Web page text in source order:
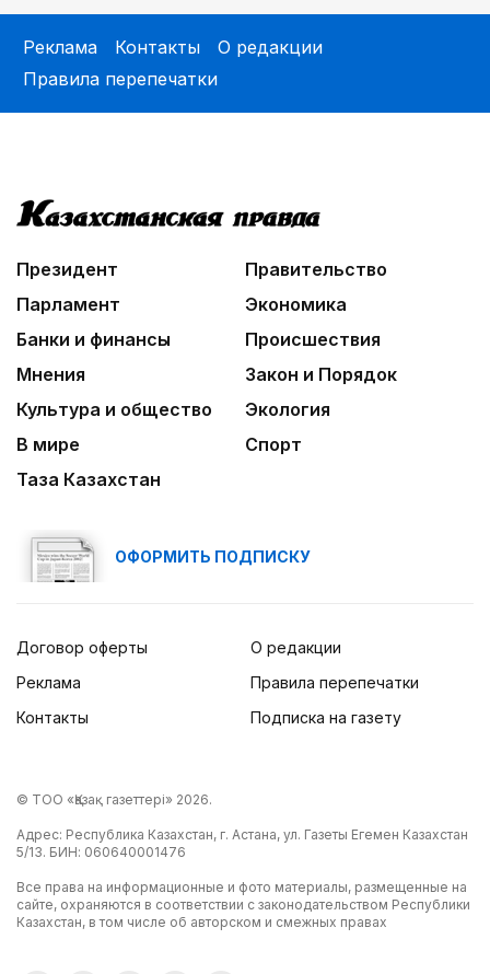
Реклама Контакты
О редакции
Правила перепечатки
Президент
Правительство
Парламент
Экономика
Банки и финансы
Происшествия
Мнения
Закон и Порядок
Культура и общество
Экология
В мире
Спорт
Таза Казахстан
ОФОРМИТЬ ПОДПИСКУ
Договор оферты
Реклама
Контакты
О редакции
Правила перепечатки
Подписка на газету
© ТОО «Қазақ газеттері» 2026.
Адрес: Республика Казахстан, г. Астана, ул. Газеты Егемен Казахстан
5/13. БИН: 060640001476
Все права на информационные и фото материалы, размещенные на
сайте, охраняются в соответствии с законодательством Республики
Казахстан, в том числе об авторском и смежных правах